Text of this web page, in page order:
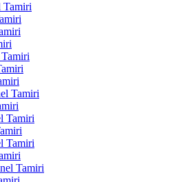
Tamiri
Tamiri
Tamiri
Tamiri
Tamiri